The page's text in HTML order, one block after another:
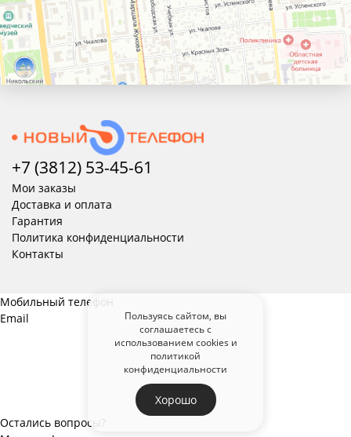
+7 (3812) 53-45-61
Мои заказы
Доставка и оплата
Гарантия
Политика конфиденциальности
Контакты
Пользуясь сайтом, вы
соглашаетесь с
использованием cookies и
политикой
конфиденциальности
Хорошо
Мобильный телефон
Email
Остались вопросы?